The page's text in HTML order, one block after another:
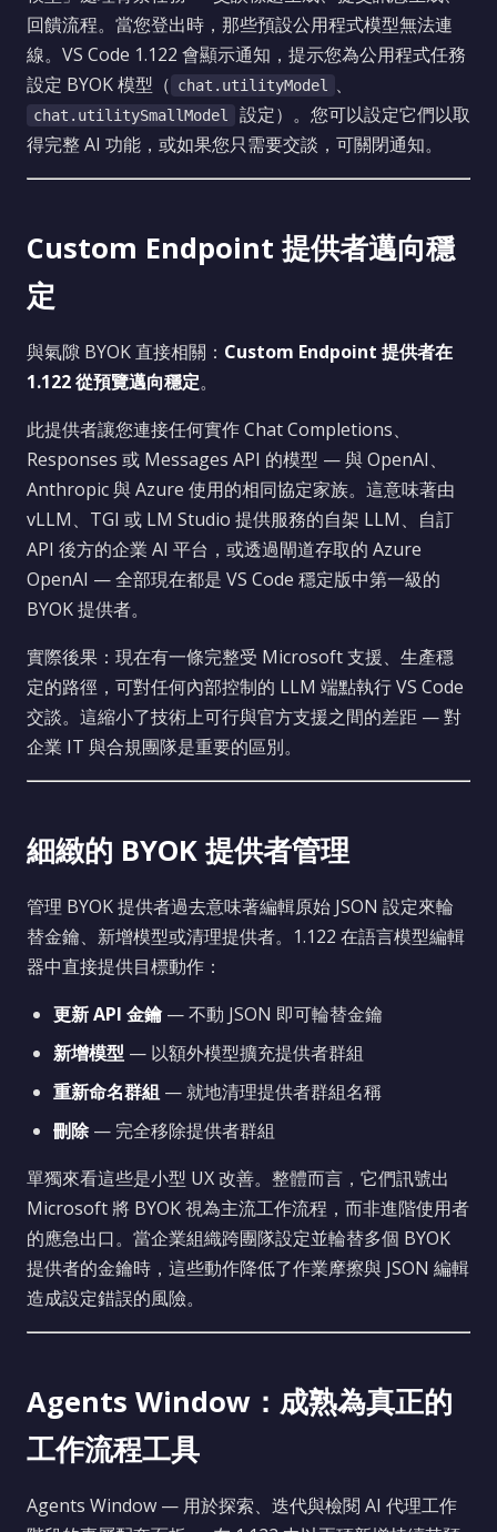
回饋流程。當您登出時，那些預設公用程式模型無法連
線。VS Code 1.122 會顯示通知，提示您為公用程式任務
設定 BYOK 模型（ chat.utilityModel 、
chat.utilitySmallModel
設定）。您可以設定它們以取
得完整 AI 功能，或如果您只需要交談，可關閉通知。
Custom Endpoint 提供者邁向穩
定
與氣隙 BYOK 直接相關： Custom Endpoint 提供者在
1.122 從預覽邁向穩定。
此提供者讓您連接任何實作 Chat Completions、
Responses 或 Messages API 的模型 — 與 OpenAI、
Anthropic 與 Azure 使用的相同協定家族。這意味著由
vLLM、TGI 或 LM Studio 提供服務的自架 LLM、自訂
API 後方的企業 AI 平台，或透過閘道存取的 Azure
OpenAI — 全部現在都是 VS Code 穩定版中第一級的
BYOK 提供者。
實際後果：現在有一條完整受 Microsoft 支援、生產穩
定的路徑，可對任何內部控制的 LLM 端點執行 VS Code
交談。這縮小了技術上可行與官方支援之間的差距 — 對
企業 IT 與合規團隊是重要的區別。
細緻的 BYOK 提供者管理
管理 BYOK 提供者過去意味著編輯原始 JSON 設定來輪
替金鑰、新增模型或清理提供者。1.122 在語言模型編輯
器中直接提供目標動作：
更新 API 金鑰— 不動 JSON 即可輪替金鑰
新增模型 — 以額外模型擴充提供者群組
重新命名群組 — 就地清理提供者群組名稱
刪除— 完全移除提供者群組
單獨來看這些是小型 UX 改善。整體而言，它們訊號出
Microsoft 將 BYOK 視為主流工作流程，而非進階使用者
的應急出口。當企業組織跨團隊設定並輪替多個 BYOK
提供者的金鑰時，這些動作降低了作業摩擦與 JSON 編輯
造成設定錯誤的風險。
Agents Window：成熟為真正的
工作流程工具
Agents Window — 用於探索、迭代與檢閱 AI 代理工作